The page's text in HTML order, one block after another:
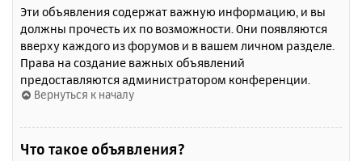
Эти объявления содержат важную информацию, и вы
должны прочесть их по возможности. Они появляются
вверху каждого из форумов и в вашем личном разделе.
Права на создание важных объявлений
предоставляются администратором конференции.
Вернуться к началу
Что такое объявления?